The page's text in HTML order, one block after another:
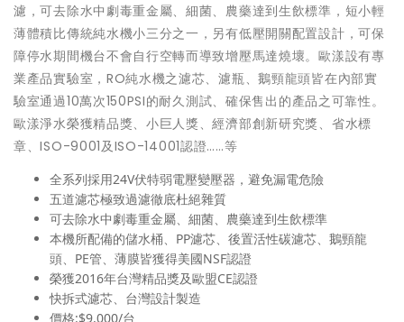
濾，可去除水中劇毒重金屬、細菌、農藥達到生飲標準，短小輕
薄體積比傳統純水機小三分之一，另有低壓開關配置設計，可保
障停水期間機台不會自行空轉而導致增壓馬達燒壞。歐漾設有專
業產品實驗室，RO純水機之濾芯、濾瓶、鵝頸龍頭皆在內部實
驗室通過10萬次150PSI的耐久測試、確保售出的產品之可靠性。
歐漾淨水榮獲精品獎、小巨人獎、經濟部創新研究獎、省水標
章、ISO-9001及ISO-14001認證……等
全系列採用24V伏特弱電壓變壓器，避免漏電危險
五道濾芯極致過濾徹底杜絕雜質
可去除水中劇毒重金屬、細菌、農藥達到生飲標準
本機所配備的儲水桶、PP濾芯、後置活性碳濾芯、鵝頸龍
頭、PE管、薄膜皆獲得美國NSF認證
榮獲2016年台灣精品獎及歐盟CE認證
快拆式濾芯、台灣設計製造
價格:$9,000/台